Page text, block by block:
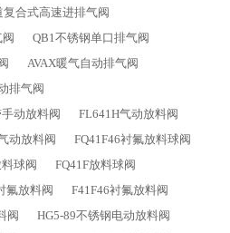
复合式高速进排气阀
QB1不锈钢单口排气阀
AVAX暖气自动排气阀
排气阀
动放料阀
FL641H气动放料阀
动放料阀
FQ41F46衬氟放料球阀
球阀
FQ41F放料球阀
氟放料阀
F41F46衬氟放料阀
阀
HG5-89不锈钢电动放料阀